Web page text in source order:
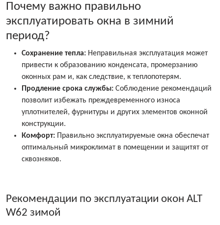
Почему важно правильно
эксплуатировать окна в зимний
период?
Сохранение тепла: Неправильная эксплуатация может
привести к образованию конденсата, промерзанию
оконных рам и, как следствие, к теплопотерям.
Продление срока службы: Соблюдение рекомендаций
позволит избежать преждевременного износа
уплотнителей, фурнитуры и других элементов оконной
конструкции.
Комфорт: Правильно эксплуатируемые окна обеспечат
оптимальный микроклимат в помещении и защитят от
сквозняков.
Рекомендации по эксплуатации окон ALT
W62 зимой